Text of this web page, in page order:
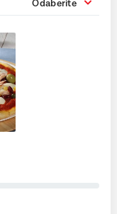
Odaberite